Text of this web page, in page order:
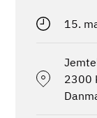
15.
2300